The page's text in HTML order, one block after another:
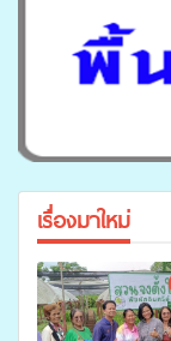
เรื่องมาใหม่